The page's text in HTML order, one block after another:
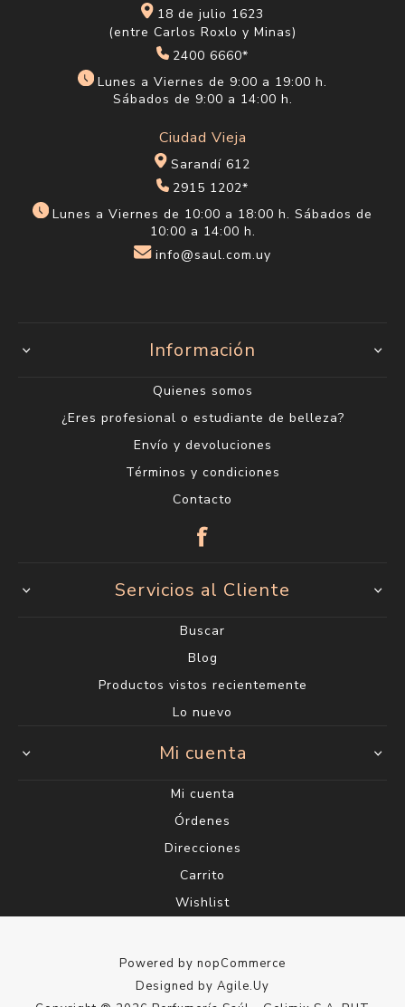
18 de julio 1623
(entre Carlos Roxlo y Minas)
2400 6660*
Lunes a Viernes de 9:00 a 19:00 h.
Sábados de 9:00 a 14:00 h.
Ciudad Vieja
Sarandí 612
2915 1202*
Lunes a Viernes de 10:00 a 18:00 h. Sábados de
10:00 a 14:00 h.
info@saul.com.uy
Información
Quienes somos
¿Eres profesional o estudiante de belleza?
Envío y devoluciones
Términos y condiciones
Contacto
Servicios al Cliente
Buscar
Blog
Productos vistos recientemente
Lo nuevo
Mi cuenta
Mi cuenta
Órdenes
Direcciones
Carrito
Wishlist
Powered by nopCommerce
Designed by Agile.Uy